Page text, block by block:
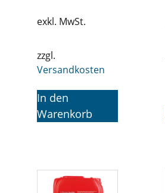
exkl. MwSt.
zzgl.
Versandkosten
In den
Warenkorb